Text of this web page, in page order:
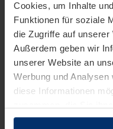
Cookies, um Inhalte
Funktionen für soziale
die Zugriffe auf
Außerdem geben wir
unserer Website an
Werbung und
diese Informationen
sie im Rahmen Ihrer